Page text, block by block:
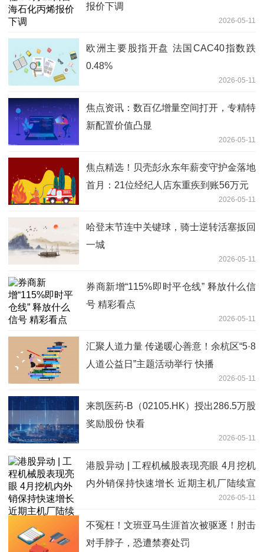
报价下调
2026-05-11
欧洲主要股指开盘 法国CAC40指数跌
0.48%
2026-05-11
焦点资讯：数百亿增量空间打开，专精特
新配置价值凸显
2026-05-11
焦点精选！贝壳彭永东年薪变守护金落地
首月：21位经纪人店东重疾到账56万元
2026-05-11
哈登末节连中关键球，骑士逆转活塞扳回
一城
2026-05-11
券商新增“115%即时平仓线” 释放什么信
号 精彩看点
2026-05-11
汇聚人道力量 传递暖心善意！余杭区“5·8
人道公益日”主题活动举行 快播
2026-05-11
来凯医药-B（02105.HK）授出286.5万股
奖励股份 快看
2026-05-11
港股异动 | 工程机械股表现亮眼 4月挖机
内外销保持快速增长 近期主机厂陆续宣
2026-05-11
不冤枉！文班亚马生涯首次被驱逐！肘击
对手脖子，恐遭禁赛处罚